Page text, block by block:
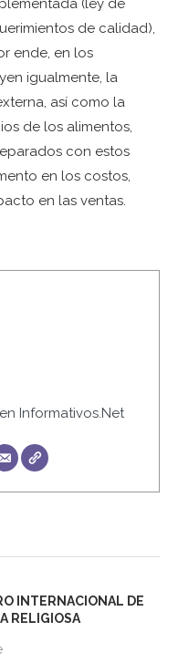
(ley de
de calidad),
ende, en los
igualmente, la
así como la
de los alimentos,
con estos
en los costos,
en las ventas.
Informativos.Net
INTERNACIONAL DE
RELIGIOSA